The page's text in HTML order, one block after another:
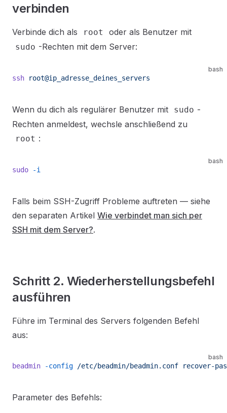
verbinden
Verbinde dich als root oder als Benutzer mit
sudo -Rechten mit dem Server:
bash
ssh root@ip_adresse_deines_servers
Wenn du dich als regulärer Benutzer mit sudo -
Rechten anmeldest, wechsle anschließend zu
root :
bash
sudo -i
Falls beim SSH-Zugriff Probleme auftreten — siehe
den separaten Artikel Wie verbindet man sich per
SSH mit dem Server?.
Schritt 2. Wiederherstellungsbefehl
ausführen
Führe im Terminal des Servers folgenden Befehl
aus:
bash
beadmin -config /etc/beadmin/beadmin.conf recover-
Parameter des Befehls: